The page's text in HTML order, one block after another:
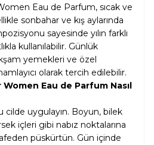
Eau de Parfum, sıcak ve
sonbahar ve kış aylarında
sayesinde yılın farklı
kullanılabilir. Günlük
yemekleri ve özel
olarak tercih edilebilir.
Eau de Parfum Nasıl
uygulayın. Boyun, bilek
içleri gibi nabız noktalarına
püskürtün. Gün içinde